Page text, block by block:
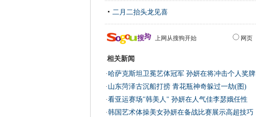
二月二抬头龙见喜
上网从搜狗开始 网页
相关新闻
·哈萨克斯坦卫冕艺体冠军 孙妍在将冲击个人奖牌
· 山东菏泽古沉船打捞 青花瓶神奇躲过一劫(图)
·看亚运赛场"韩美人" 孙妍在人气佳李瑟娥任性
·韩国艺术体操美女孙妍在备战比赛展示高超技巧